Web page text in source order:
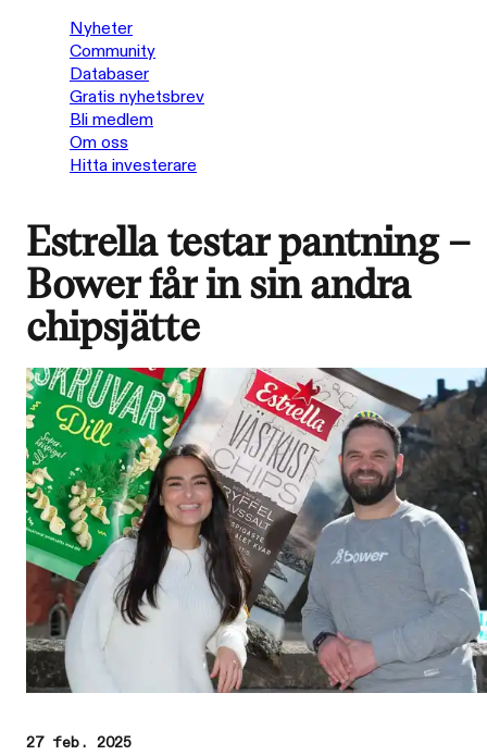
Nyheter
Community
Databaser
Gratis nyhetsbrev
Bli medlem
Om oss
Hitta investerare
Estrella testar pantning –
Bower får in sin andra
chipsjätte
27 feb. 2025